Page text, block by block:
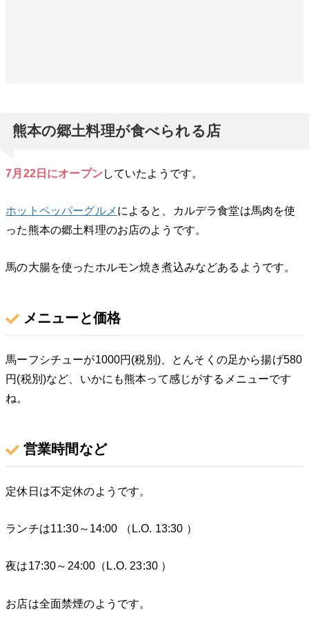
熊本の郷土料理が食べられる店
7月22日にオープンしていたようです。
ホットペッパーグルメ によると、カルデラ食堂は馬肉を使
った熊本の郷土料理のお店のようです。
馬の大腸を使ったホルモン焼き煮込みなどあるようです。
メニューと価格
馬ーフシチューが1000円(税別)、とんそくの足から揚げ580
円(税別)など、いかにも熊本って感じがするメニューです
ね。
営業時間など
定休日は不定休のようです。
ランチは11:30～14:00 （L.O. 13:30 ）
夜は17:30～24:00（L.O. 23:30 ）
お店は全面禁煙のようです。